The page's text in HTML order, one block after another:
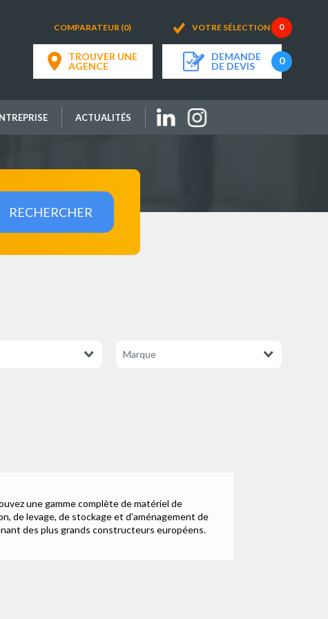
COMPARATEUR (0) VOTRE SÉLECTION
TROUVER UNE
AGENCE
DEMANDE
DE DEVIS
ACTUALITÉS
une gamme complète de matériel de
de levage, de stockage et d'aménagement de
des plus grands constructeurs européens.